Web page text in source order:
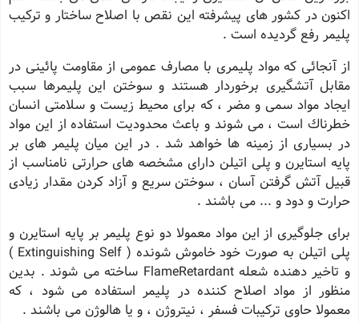
اکنون در کشور های پیشرفته این نقص با اصلاح ساختار و ترکیب
پلیمر رفع گردیده است .
از آنجائی که مواد پلیمری با مصارف عمومی از مقاومت پائینی در
مقابل آتشگیری برخوردار هستند و سوختن این پلیمرها سبب
ایجاد مواد سمی و مضر ، که برای محیط زیست و سلامتی انسان
خطرناك است ، می شوند و باعث محدودیت استفاده از این مواد
در بسیاری از زمینه ها خواهد شد . در این میان پلیمر های بر
پایه استایرن و پلی اتیلن دارای مشخصه های حرارتی نامناسب از
قبیل آتش گرفتن آسان ، سوختن سریع و آزاد کردن مقدار زیادی
حرارت و دود و ... می باشند .
برای جلوگیری از این مواد معمولا دو نوع پلیمر بر پایه استایرن و
پلی اتیلن به صورت خود خاموش شونده ( Extinguishing Self )
و تاخیر دهنده شعله FlameRetardant ساخته می شوند . بدین
منظور از مواد اصلاح کننده در پلیمر استفاده می شود ، که
معمولا حاوی ترکیبات فسفر ، نیتروژن ، و یا هالوژن می باشند .